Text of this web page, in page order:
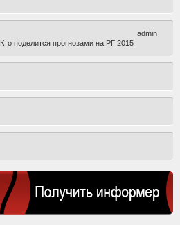
Кто поделится прогнозами на РГ 2015
admin